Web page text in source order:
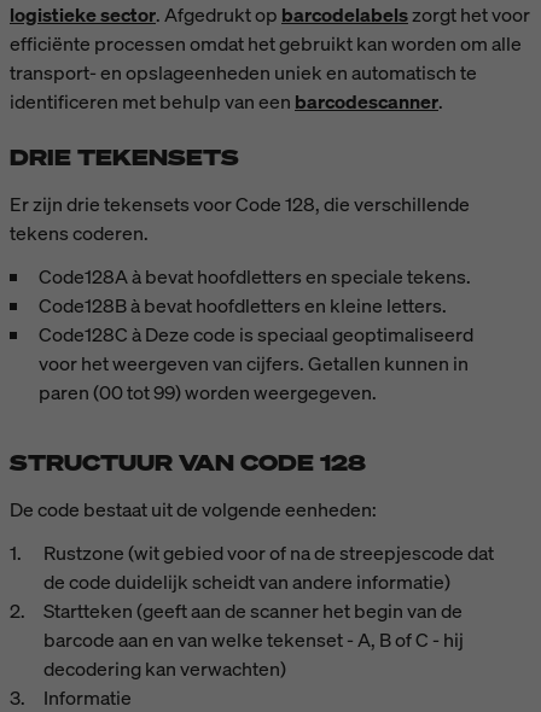
logistieke sector. Afgedrukt op barcodelabelszorgt het voor
efficiënte processen omdat het gebruikt kan worden om alle
transport- en opslageenheden uniek en automatisch te
identificeren met behulp van een barcodescanner.
DRIE TEKENSETS
Er zijn drie tekensets voor Code 128, die verschillende
tekens coderen.
Code128A à bevat hoofdletters en speciale tekens.
Code128B à bevat hoofdletters en kleine letters.
Code128C à Deze code is speciaal geoptimaliseerd
voor het weergeven van cijfers. Getallen kunnen in
paren (00 tot 99) worden weergegeven.
STRUCTUUR VAN CODE 128
De code bestaat uit de volgende eenheden:
Rustzone (wit gebied voor of na de streepjescode dat
de code duidelijk scheidt van andere informatie)
Startteken (geeft aan de scanner het begin van de
barcode aan en van welke tekenset - A, B of C - hij
decodering kan verwachten)
Informatie